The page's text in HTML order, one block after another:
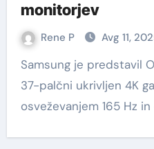
monitorjev
Rene P Avg 11,
Samsung je predstavil Odyssey G7 G75F, prvi
37-palčni ukrivljen 4K
osveževanjem 165 Hz